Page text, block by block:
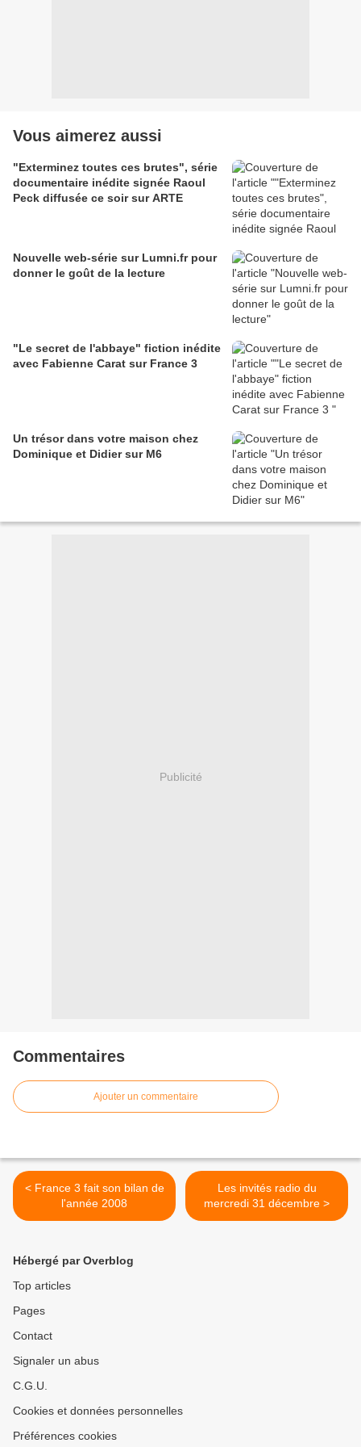
Vous aimerez aussi
"Exterminez toutes ces brutes", série
documentaire inédite signée Raoul
Peck diffusée ce soir sur ARTE
Nouvelle web-série sur Lumni.fr pour
donner le goût de la lecture
"Le secret de l'abbaye" fiction inédite
avec Fabienne Carat sur France 3
Un trésor dans votre maison chez
Dominique et Didier sur M6
Publicité
Commentaires
Ajouter un commentaire
< France 3 fait son bilan de
l'année 2008
Les invités radio du
mercredi 31 décembre >
Hébergé par Overblog
Top articles
Pages
Contact
Signaler un abus
C.G.U.
Cookies et données personnelles
Préférences cookies